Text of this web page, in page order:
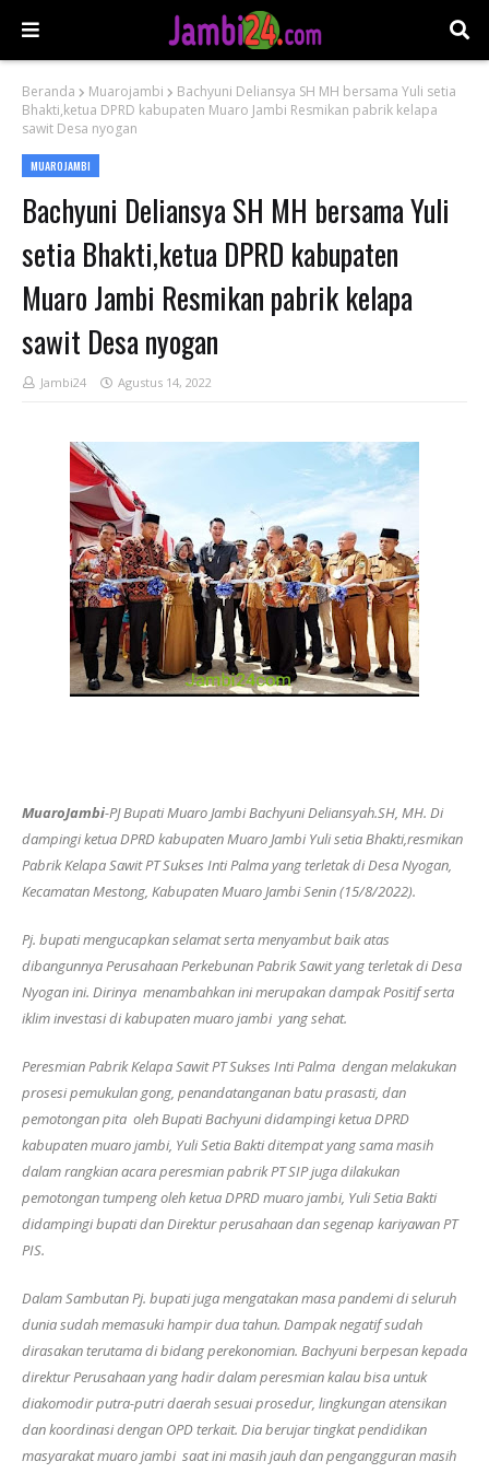
Beranda Muarojambi
Bachyuni Deliansya SH MH bersama Yuli setia
Bhakti,ketua DPRD kabupaten Muaro Jambi Resmikan pabrik kelapa
sawit Desa nyogan
MUAROJAMBI
Bachyuni Deliansya SH MH bersama Yuli
setia Bhakti,ketua DPRD kabupaten
Muaro Jambi Resmikan pabrik kelapa
sawit Desa nyogan
Jambi24 Agustus 14, 2022
MuaroJambi-PJ Bupati Muaro Jambi Bachyuni Deliansyah.SH, MH. Di
dampingi ketua DPRD kabupaten Muaro Jambi Yuli setia Bhakti,resmikan
Pabrik Kelapa Sawit PT Sukses Inti Palma yang terletak di Desa Nyogan,
Kecamatan Mestong, Kabupaten Muaro Jambi Senin (15/8/2022).
Pj. bupati mengucapkan selamat serta menyambut baik atas
dibangunnya Perusahaan Perkebunan Pabrik Sawit yang terletak di Desa
Nyogan ini. Dirinya menambahkan ini merupakan dampak Positif serta
iklim investasi di kabupaten muaro jambi yang sehat.
Peresmian Pabrik Kelapa Sawit PT Sukses Inti Palma dengan melakukan
prosesi pemukulan gong, penandatanganan batu prasasti, dan
pemotongan pita oleh Bupati Bachyuni didampingi ketua DPRD
kabupaten muaro jambi, Yuli Setia Bakti ditempat yang sama masih
dalam rangkian acara peresmian pabrik PT SIP juga dilakukan
pemotongan tumpeng oleh ketua DPRD muaro jambi, Yuli Setia Bakti
didampingi bupati dan Direktur perusahaan dan segenap kariyawan PT
PIS.
Dalam Sambutan Pj. bupati juga mengatakan masa pandemi di seluruh
dunia sudah memasuki hampir dua tahun. Dampak negatif sudah
dirasakan terutama di bidang perekonomian. Bachyuni berpesan kepada
direktur Perusahaan yang hadir dalam peresmian kalau bisa untuk
diakomodir putra-putri daerah sesuai prosedur, lingkungan atensikan
dan koordinasi dengan OPD terkait. Dia berujar tingkat pendidikan
masyarakat muaro jambi saat ini masih jauh dan pengangguran masih